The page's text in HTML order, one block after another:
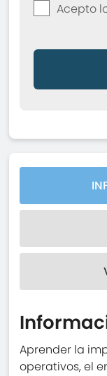
Acepto
Aprender la
operativos, el